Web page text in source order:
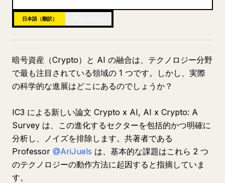
更新情報
日本語（翻訳）
暗号資産（Crypto）と AI の融合は、テクノロジー分野
で最も注目されている領域の 1 つです。しかし、実際
の科学的な進展はどこにあるのでしょうか？
IC3 による新しい論文 Crypto x AI, AI x Crypto: A
Survey は、この進化するセクターを包括的かつ明確に
分析し、ノイズを排除します。共著者である
Professor @AriJuels は、基本的な課題はこれら 2 つ
のテクノロジーの動作方法に起因すると指摘していま
す。